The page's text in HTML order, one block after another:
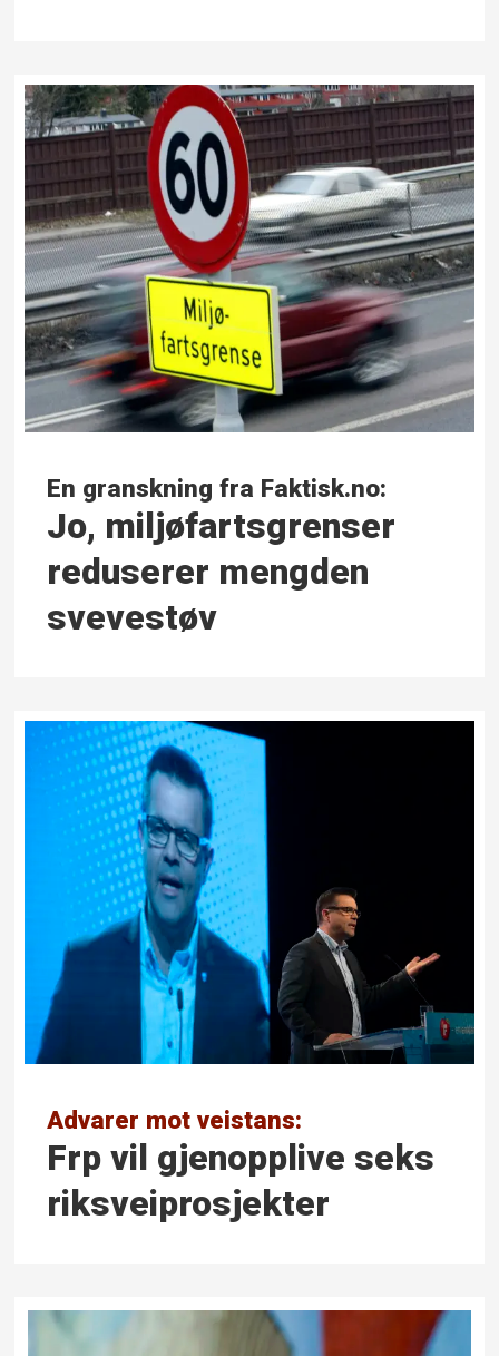
En granskning fra Faktisk.no:
Jo, miljø­farts­grenser
reduserer mengden
svevestøv
Advarer mot veistans:
Frp vil gjenopplive seks
riksveiprosjekter